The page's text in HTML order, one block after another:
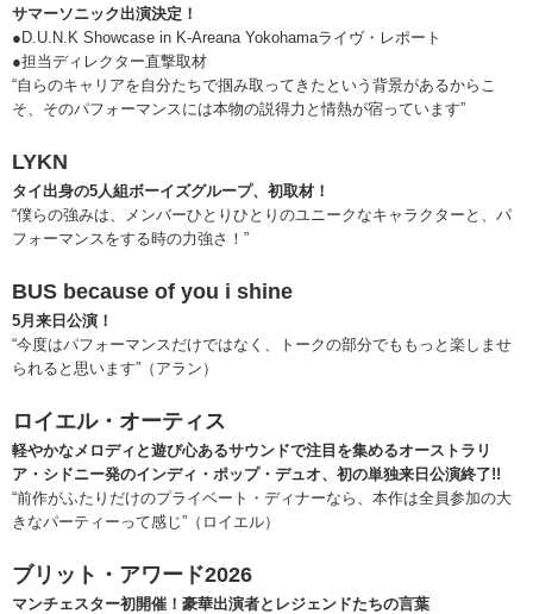
サマーソニック出演決定！
●D.U.N.K Showcase in K-Areana Yokohamaライヴ・レポート
●担当ディレクター直撃取材
“自らのキャリアを自分たちで掴み取ってきたという背景があるからこ
そ、そのパフォーマンスには本物の説得力と情熱が宿っています”
LYKN
タイ出身の5人組ボーイズグループ、初取材！
“僕らの強みは、メンバーひとりひとりのユニークなキャラクターと、パ
フォーマンスをする時の力強さ！”
BUS because of you i shine
5月来日公演！
“今度はパフォーマンスだけではなく、トークの部分でももっと楽しませ
られると思います”（アラン）
ロイエル・オーティス
軽やかなメロディと遊び心あるサウンドで注目を集めるオーストラリ
ア・シドニー発のインディ・ポップ・デュオ、初の単独来日公演終了!!
“前作がふたりだけのプライベート・ディナーなら、本作は全員参加の大
きなパーティーって感じ”（ロイエル）
ブリット・アワード2026
マンチェスター初開催！豪華出演者とレジェンドたちの言葉